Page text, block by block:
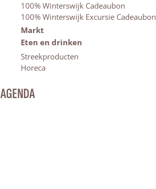
100% Winterswijk Cadeaubon
100% Winterswijk Excursie Cadeaubon
Markt
Eten en drinken
Streekproducten
Horeca
AGENDA